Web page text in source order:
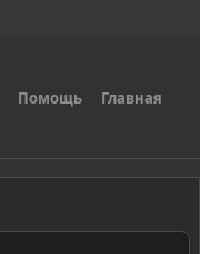
Помощь Главная